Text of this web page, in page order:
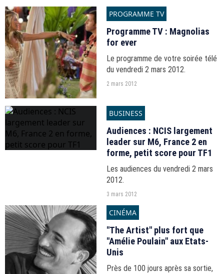
découvrir dès le 5 octobre
PROGRAMME TV
Programme TV : Magnolias
for ever
Le programme de votre soirée télé
du vendredi 2 mars 2012.
2 mars 2012
BUSINESS
Audiences : NCIS largement
leader sur M6, France 2 en
forme, petit score pour TF1
Les audiences du vendredi 2 mars
2012.
3 mars 2012
CINÉMA
"The Artist" plus fort que
"Amélie Poulain" aux Etats-
Unis
Près de 100 jours après sa sortie,